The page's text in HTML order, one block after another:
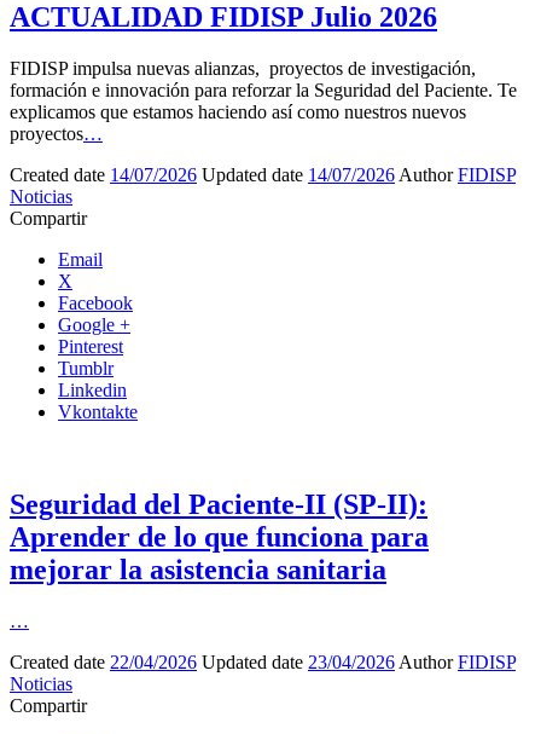
ACTUALIDAD FIDISP Julio 2026
FIDISP impulsa nuevas alianzas, proyectos de investigación,
formación e innovación para reforzar la Seguridad del Paciente. Te
explicamos que estamos haciendo así como nuestros nuevos
proyectos…
Created date 14/07/2026 Updated date 14/07/2026 AuthorFIDISP
Noticias
Compartir
Email
X
Facebook
Google +
Pinterest
Tumblr
Linkedin
Vkontakte
Seguridad del Paciente-II (SP-II):
Aprender de lo que funciona para
mejorar la asistencia sanitaria
…
Created date 22/04/2026 Updated date 23/04/2026 AuthorFIDISP
Noticias
Compartir